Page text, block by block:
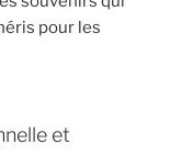
pour les
et